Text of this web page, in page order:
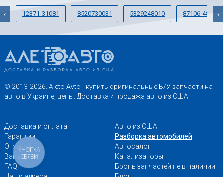
12371-31081 8520730031 5329248010 87106-48150
‹ ›
© 2013-2026. Aleto Avto - купить оригинальные Б/У запчасти на
авто в Украине, цены. Доставка и продажа авто из США
Доставка и оплата
Гарантии
Отзывы
Вакансии
FAQ
Авто из США
Разборка автомобилей
Автосалон
Катализаторы
Бронь запчастей не в наличии
КНОПКА
СВЯЗИ